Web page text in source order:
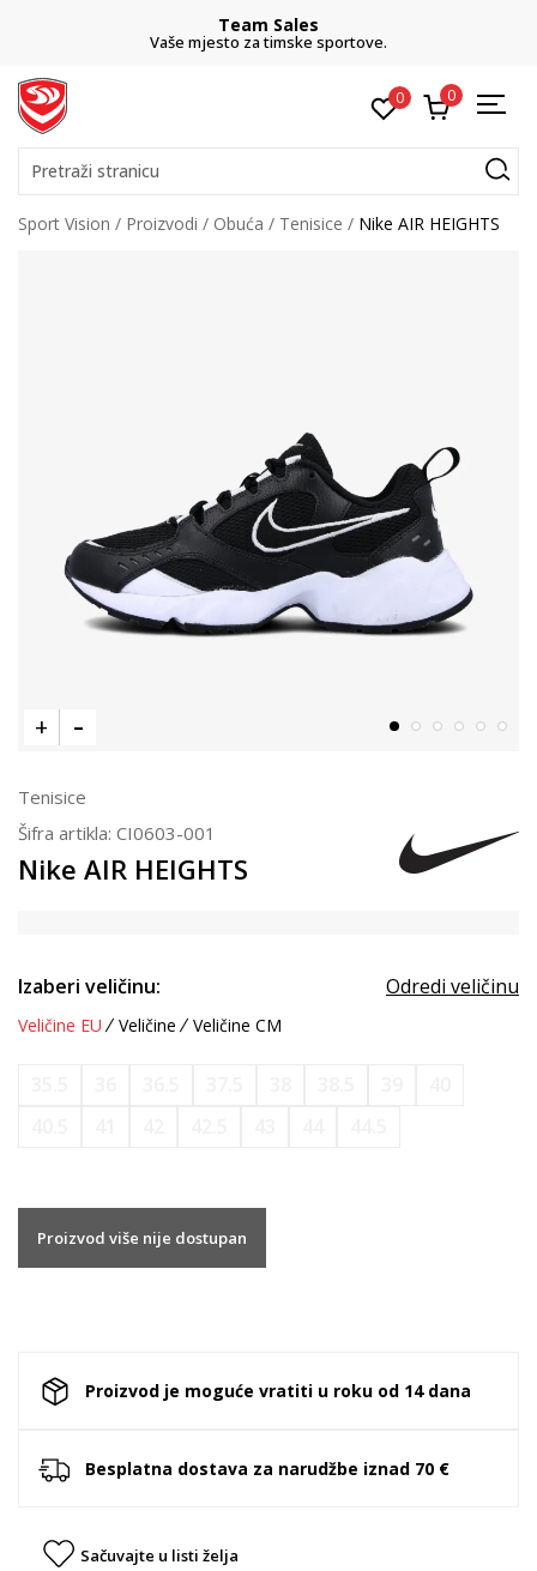
Team Sales
Vaše mjesto za timske sportove.
0 0
Pretraži stranicu
Sport Vision Proizvodi Obuća Tenisice Nike AIR HEIGHTS
Tenisice
Šifra artikla: CI0603-001
Nike AIR HEIGHTS
Izaberi veličinu: Odredi veličinu
Veličine EU Veličine Veličine CM
Proizvod više nije dostupan
Proizvod je moguće vratiti u roku od 14 dana
Besplatna dostava za narudžbe iznad 70 €
Sačuvajte u listi želja